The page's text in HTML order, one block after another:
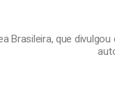
Brasileira, que